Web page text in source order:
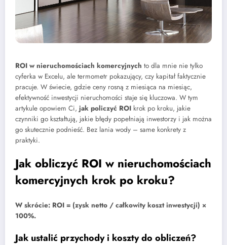
ROI w nieruchomościach komercyjnych to dla mnie nie tylko
cyferka w Excelu, ale termometr pokazujący, czy kapitał faktycznie
pracuje. W świecie, gdzie ceny rosną z miesiąca na miesiąc,
efektywność inwestycji nieruchomości staje się kluczowa. W tym
artykule opowiem Ci, jak policzyć ROI krok po kroku, jakie
czynniki go kształtują, jakie błędy popełniają inwestorzy i jak można
go skutecznie podnieść. Bez lania wody – same konkrety z
praktyki.
Jak obliczyć ROI w nieruchomościach
komercyjnych krok po kroku?
W skrócie: ROI = (zysk netto / całkowity koszt inwestycji) ×
100%.
Jak ustalić przychody i koszty do obliczeń?